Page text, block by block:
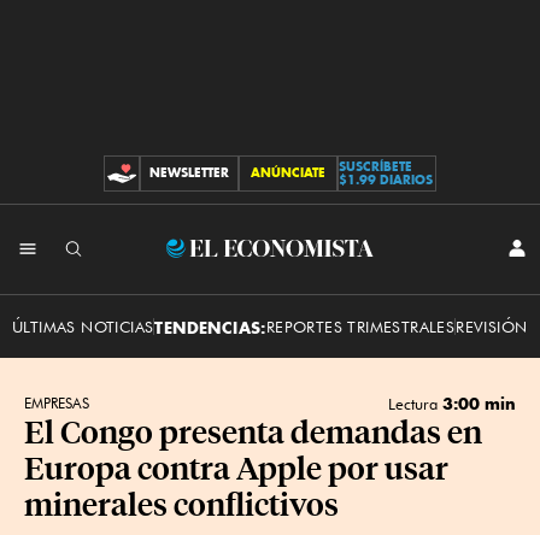
CONTRIBUCIONES
NEWSLETTER ANÚNCIATE
SUSCRÍBETE
$1.99 DIARIOS
El
ÚLTIMAS NOTICIASTENDENCIAS:REPORTES TRIMESTRALESREVISIÓN
EMPRESAS Lectura 3:00 min
El Congo presenta demandas en
Europa contra Apple por usar
minerales conflictivos